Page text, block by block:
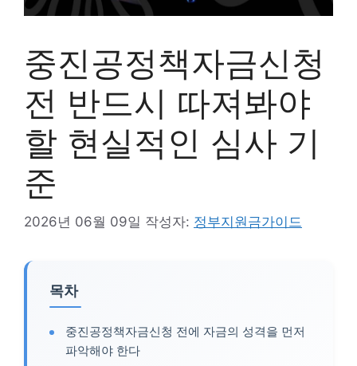
중진공정책자금신청
전 반드시 따져봐야
할 현실적인 심사 기
준
2026년 06월 09일 작성자: 정부지원금가이드
목차
중진공정책자금신청 전에 자금의 성격을 먼저
파악해야 한다